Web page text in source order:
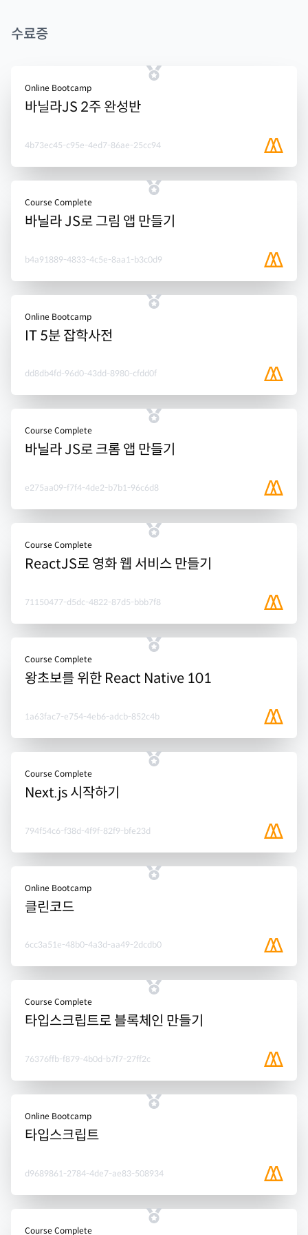
수료증
Online Bootcamp
바닐라JS 2주 완성반
4b73ec45-c95e-4ed7-86ae-25cc94
Course Complete
바닐라 JS로 그림 앱 만들기
b4a91889-4833-4c5e-8aa1-b3c0d9
Online Bootcamp
IT 5분 잡학사전
dd8db4fd-96d0-43dd-8980-cfdd0f
Course Complete
바닐라 JS로 크롬 앱 만들기
e275aa09-f7f4-4de2-b7b1-96c6d8
Course Complete
ReactJS로 영화 웹 서비스 만들기
71150477-d5dc-4822-87d5-bbb7f8
Course Complete
왕초보를 위한 React Native 101
1a63fac7-e754-4eb6-adcb-852c4b
Course Complete
Next.js 시작하기
794f54c6-f38d-4f9f-82f9-bfe23d
Online Bootcamp
클린코드
6cc3a51e-48b0-4a3d-aa49-2dcdb0
Course Complete
타입스크립트로 블록체인 만들기
76376ffb-f879-4b0d-b7f7-27ff2c
Online Bootcamp
타입스크립트
d9689861-2784-4de7-ae83-508934
Course Complete